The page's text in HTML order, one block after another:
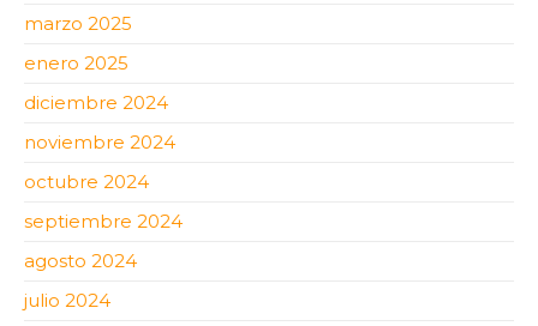
marzo 2025
enero 2025
diciembre 2024
noviembre 2024
octubre 2024
septiembre 2024
agosto 2024
julio 2024